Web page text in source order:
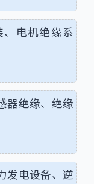
电机绝缘系
器绝缘、绝缘
发电设备、逆